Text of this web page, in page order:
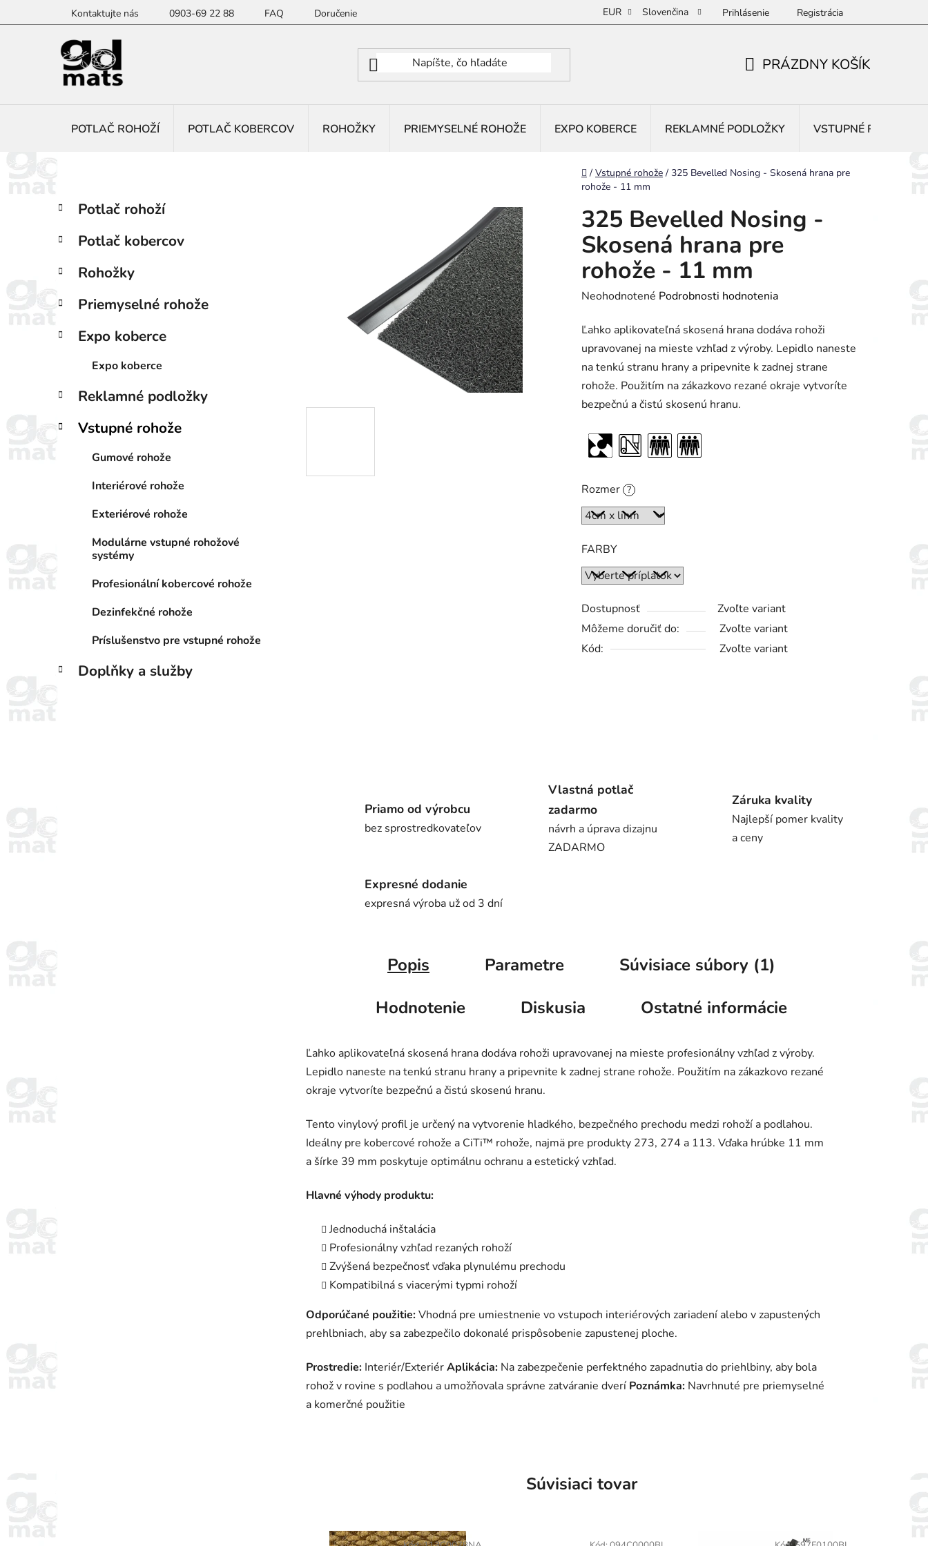
na
Kontaktujte nás 0903-69 22 88 FAQ Doručenie EUR Slovenčina Prihlásenie Registrácia
PRÁZDNY KOŠÍK
POTLAČ ROHOŽÍ POTLAČ KOBERCOV ROHOŽKY PRIEMYSELNÉ ROHOŽE EXPO KOBERCE REKLAMNÉ PODLOŽKY VSTUPNÉ ROHOŽE
Domov
/ Vstupné rohože / 325 Bevelled Nosing - Skosená hrana pre
rohože - 11 mm
B
č
ý
a
n
e
Preskočiť
kategórie
K
a
e
ó
i
Potlač rohoží
Potlač kobercov
Rohožky
Priemyselné rohože
Expo koberce
Expo koberce
Reklamné podložky
Vstupné rohože
Gumové rohože
Interiérové rohože
Exteriérové rohože
Modulárne vstupné rohožové
systémy
Profesionální kobercové rohože
Dezinfekčné rohože
Príslušenstvo pre vstupné rohože
Doplňky a služby
325 Bevelled Nosing -
Skosená hrana pre
rohože - 11 mm
Priemerné
produktu
je
0,0
z
5
Neohodnotené Podrobnosti hodnotenia
Ľahko aplikovateľná skosená hrana dodáva rohoži
upravovanej na mieste vzhľad z výroby. Lepidlo naneste
na tenkú stranu hrany a pripevnite k zadnej strane
rohože. Použitím na zákazkovo rezané okraje vytvoríte
bezpečnú a čistú skosenú hranu.
Rozmer ?
FARBY
Dostupnosť
Zvoľte variant
Môžeme doručiť do:
Zvoľte variant
Kód:
Zvoľte variant
Priamo od výrobcu
bez sprostredkovateľov
Vlastná potlač
zadarmo
návrh a úprava dizajnu
ZADARMO
Záruka kvality
Najlepší pomer kvality
a ceny
Expresné dodanie
expresná výroba už od 3 dní
Popis Parametre
Súvisiace súbory (1)
Hodnotenie
Diskusia Ostatné informácie
Ľahko aplikovateľná skosená hrana dodáva rohoži upravovanej na mieste profesionálny vzhľad z výroby.
Lepidlo naneste na tenkú stranu hrany a pripevnite k zadnej strane rohože. Použitím na zákazkovo rezané
okraje vytvoríte bezpečnú a čistú skosenú hranu.
Tento vinylový profil je určený na vytvorenie hladkého, bezpečného prechodu medzi rohoží a podlahou.
Ideálny pre kobercové rohože a CiTi™ rohože, najmä pre produkty 273, 274 a 113. Vďaka hrúbke 11 mm
a šírke 39 mm poskytuje optimálnu ochranu a estetický vzhľad.
Hlavné výhody produktu:
Jednoduchá inštalácia
Profesionálny vzhľad rezaných rohoží
Zvýšená bezpečnosť vďaka plynulému prechodu
Kompatibilná s viacerými typmi rohoží
Odporúčané použitie:Vhodná pre umiestnenie vo vstupoch interiérových zariadení alebo v zapustených
prehlbniach, aby sa zabezpečilo dokonalé prispôsobenie zapustenej ploche.
Prostredie: Interiér/ExteriérAplikácia: Na zabezpečenie perfektného zapadnutia do priehlbiny, aby bola
rohož v rovine s podlahou a umožňovala správne zatváranie dverí Poznámka: Navrhnuté pre priemyselné
a komerčné použitie
Súvisiaci tovar